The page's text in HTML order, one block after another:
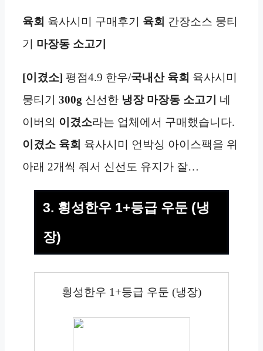
육회 육사시미 구매후기 육회 간장소스 뭉티
기 마장동 소고기
[이겼소] 평점4.9 한우/국내산 육회 육사시미
뭉티기 300g 신선한 냉장 마장동 소고기
네
이버의 이겼소라는 업체에서 구매했습니다.
이겼소 육회 육사시미 언박싱 아이스팩을 위
아래 2개씩 줘서 신선도 유지가 잘…
3. 횡성한우 1+등급 우둔 (냉
장)
횡성한우 1+등급 우둔 (냉장)